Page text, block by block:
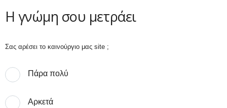
Η γνώμη σου μετράει
Σας αρέσει το καινούργιο μας site ;
Πάρα πολύ
Αρκετά